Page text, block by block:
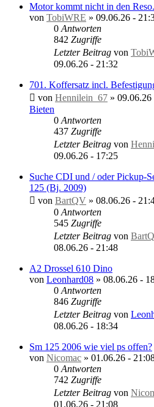
Motor kommt nicht in den Reso.
von TobiWRE » 09.06.26 -
0 Antworten
842 Zugriffe
Letzter Beitrag von
09.06.26 - 21:32
701. Koffersatz incl.
von Hennilein_67 » 09.06.26
Bieten
0 Antworten
437 Zugriffe
Letzter Beitrag von
09.06.26 - 17:25
Suche CDI und / oder Pickup-
125 (Bj. 2009)
von BartQV » 08.06.26 -
0 Antworten
545 Zugriffe
Letzter Beitrag von
08.06.26 - 21:48
A2 Drossel 610 Dino
von Leonhard08 » 08.06.26 -
0 Antworten
846 Zugriffe
Letzter Beitrag von
08.06.26 - 18:34
Sm 125 2006 wie viel ps offen?
von Nicomac » 01.06.26 -
0 Antworten
742 Zugriffe
Letzter Beitrag von
01.06.26 - 21:08